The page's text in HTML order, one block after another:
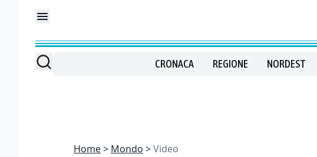
CRONACA REGIONE NORDEST
Home Mondo Video